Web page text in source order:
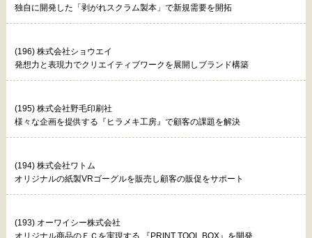
独自に開発した「剥がれスクラム製本」で新規需要を開拓
(196) 株式会社ショウエイ
発想力と表現力でクリエイティブワークを展開しブランド構築
(195) 株式会社野毛印刷社
様々な企画を提供する『ヒラメキ工房』で顧客の課題を解決
(194) 株式会社ワトム
オリジナルの紙製VRゴーグルを販売し顧客の販促をサポート
(193) オーワイシー株式会社
オリジナル商品のＥＣを実現する 『PRINT TOOL BOX』を開発